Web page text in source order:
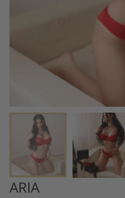
ARIA